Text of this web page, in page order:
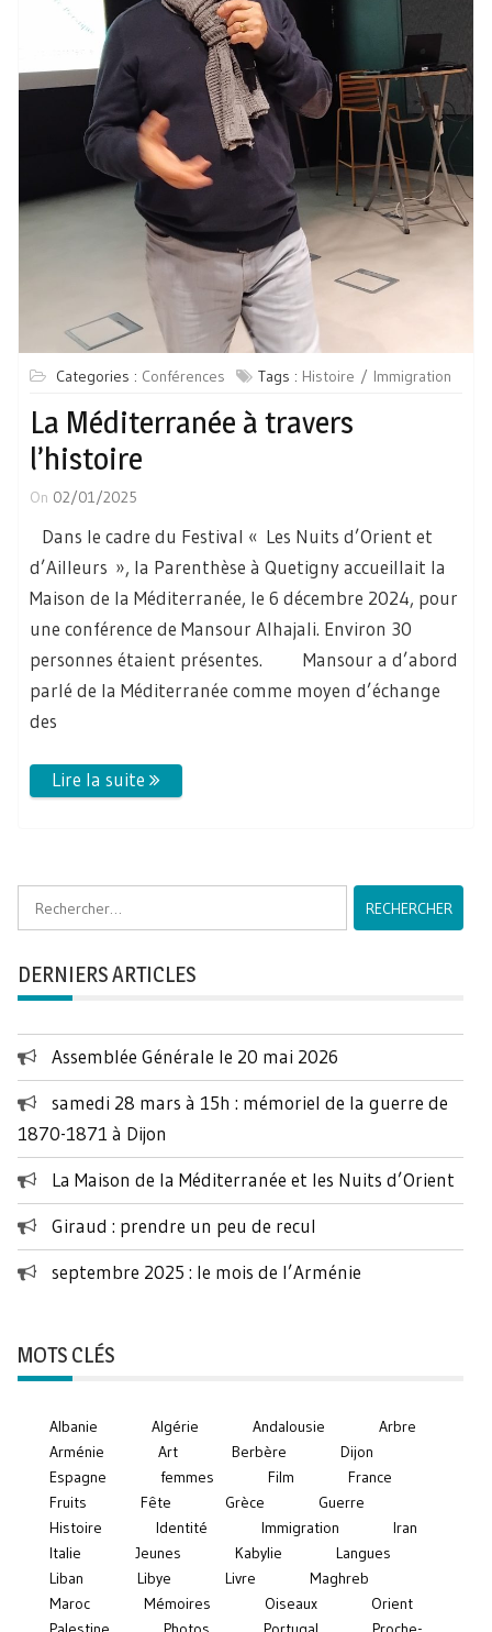
Categories : Conférences Tags : Histoire Immigration
La Méditerranée à travers
l’histoire
On 02/01/2025
Dans le cadre du Festival « Les Nuits d’Orient et
d’Ailleurs », la Parenthèse à Quetigny accueillait la
Maison de la Méditerranée, le 6 décembre 2024, pour
une conférence de Mansour Alhajali. Environ 30
personnes étaient présentes. Mansour a d’abord
parlé de la Méditerranée comme moyen d’échange
des
DERNIERS ARTICLES
Assemblée Générale le 20 mai 2026
samedi 28 mars à 15h : mémoriel de la guerre de
1870-1871 à Dijon
La Maison de la Méditerranée et les Nuits d’Orient
Giraud : prendre un peu de recul
septembre 2025 : le mois de l’Arménie
MOTS CLÉS
Albanie Algérie Andalousie
Arbre
Arménie
Art Berbère
Dijon
Espagne
femmes Film
France
Fruits
Fête Grèce
Guerre
Histoire
Identité Immigration
Iran
Italie
Jeunes Kabylie
Langues
Liban
Libye Livre
Maghreb
Maroc
Mémoires Oiseaux
Orient